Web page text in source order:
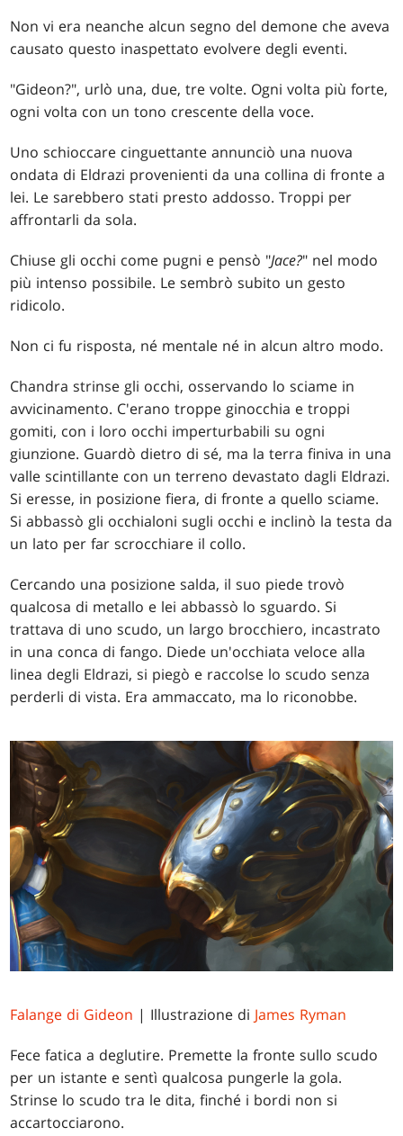
Non vi era neanche alcun segno del demone che aveva
causato questo inaspettato evolvere degli eventi.
"Gideon?", urlò una, due, tre volte. Ogni volta più forte,
ogni volta con un tono crescente della voce.
Uno schioccare cinguettante annunciò una nuova
ondata di Eldrazi provenienti da una collina di fronte a
lei. Le sarebbero stati presto addosso. Troppi per
affrontarli da sola.
Chiuse gli occhi come pugni e pensò "Jace?" nel modo
più intenso possibile. Le sembrò subito un gesto
ridicolo.
Non ci fu risposta, né mentale né in alcun altro modo.
Chandra strinse gli occhi, osservando lo sciame in
avvicinamento. C'erano troppe ginocchia e troppi
gomiti, con i loro occhi imperturbabili su ogni
giunzione. Guardò dietro di sé, ma la terra finiva in una
valle scintillante con un terreno devastato dagli Eldrazi.
Si eresse, in posizione fiera, di fronte a quello sciame.
Si abbassò gli occhialoni sugli occhi e inclinò la testa da
un lato per far scrocchiare il collo.
Cercando una posizione salda, il suo piede trovò
qualcosa di metallo e lei abbassò lo sguardo. Si
trattava di uno scudo, un largo brocchiero, incastrato
in una conca di fango. Diede un'occhiata veloce alla
linea degli Eldrazi, si piegò e raccolse lo scudo senza
perderli di vista. Era ammaccato, ma lo riconobbe.
Falange di Gideon | Illustrazione di James Ryman
Fece fatica a deglutire. Premette la fronte sullo scudo
per un istante e sentì qualcosa pungerle la gola.
Strinse lo scudo tra le dita, finché i bordi non si
accartocciarono.